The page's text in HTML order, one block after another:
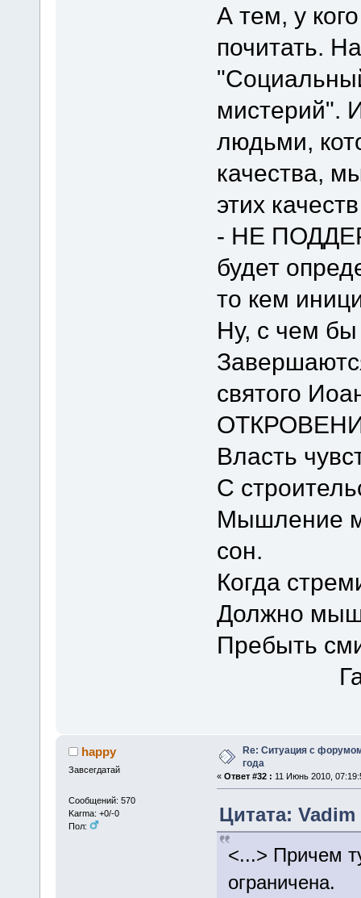
А тем, у
почитать.
мистерий".
людьми,
качества,
этих
- НЕ
будет
то кем
Ну, с чем
святого
Власть
С
Мышление
сон.
Когда
Должно
Пребыть
happy
Завсегдатай
Сообщений: 570
Karma: +0/-0
Пол:
Re: Ситуация с
года
« Ответ #32 : 11 Июнь 2010,
Цитата:
<...> Причем
ограничена.